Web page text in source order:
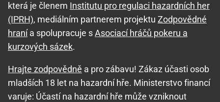
která je členem Institutu pro regulaci hazardních her
(IPRH), mediálním partnerem projektu Zodpovědné
hranía spolupracuje sAsociací hráčů pokeru a
kurzových sázek.
Hrajte zodpovědně a pro zábavu! Zákaz účasti osob
mladších 18 let na hazardní hře. Ministerstvo financí
varuje: Účastí na hazardní hře může vzniknout